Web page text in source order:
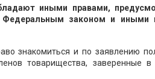
иными правами,
законом и иными
знакомиться и по заявлению
товарищества, заверенные в